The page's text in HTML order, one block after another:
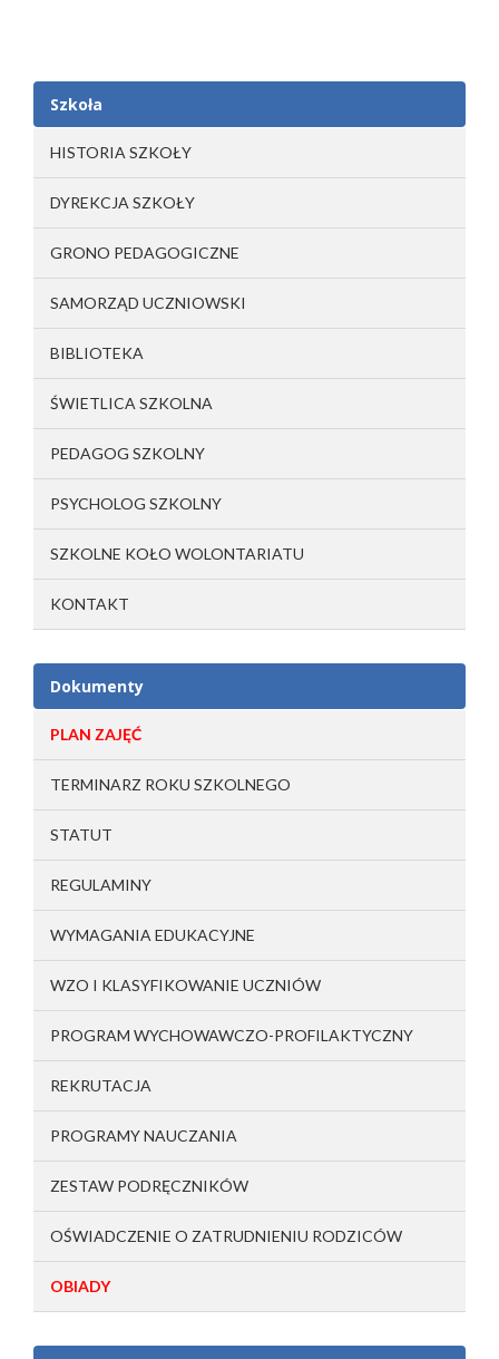
Szkoła
HISTORIA SZKOŁY
DYREKCJA SZKOŁY
GRONO PEDAGOGICZNE
SAMORZĄD UCZNIOWSKI
BIBLIOTEKA
ŚWIETLICA SZKOLNA
PEDAGOG SZKOLNY
PSYCHOLOG SZKOLNY
SZKOLNE KOŁO WOLONTARIATU
KONTAKT
Dokumenty
PLAN ZAJĘĆ
TERMINARZ ROKU SZKOLNEGO
STATUT
REGULAMINY
WYMAGANIA EDUKACYJNE
WZO I KLASYFIKOWANIE UCZNIÓW
PROGRAM WYCHOWAWCZO-PROFILAKTYCZNY
REKRUTACJA
PROGRAMY NAUCZANIA
ZESTAW PODRĘCZNIKÓW
OŚWIADCZENIE O ZATRUDNIENIU RODZICÓW
OBIADY